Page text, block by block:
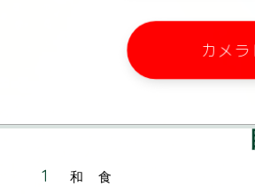
カメ
和 食